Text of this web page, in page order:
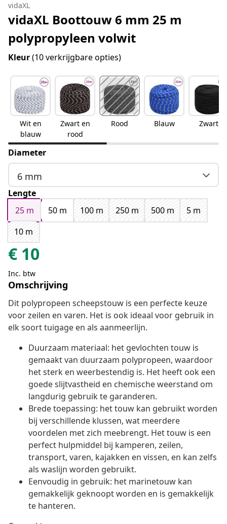
vidaXL
vidaXL Boottouw 6 mm 25 m
polypropyleen volwit
Kleur(10 verkrijgbare opties)
Wit en
blauw
Zwart en
rood
Rood Blauw Zwart
Diameter
6 mm
Lengte
25 m
50 m 100 m 250 m 500 m
5 m
10 m
€ 10
Inc. btw
Omschrijving
Dit polypropeen scheepstouw is een perfecte keuze
voor zeilen en varen. Het is ook ideaal voor gebruik in
elk soort tuigage en als aanmeerlijn.
Duurzaam materiaal: het gevlochten touw is
gemaakt van duurzaam polypropeen, waardoor
het sterk en weerbestendig is. Het heeft ook een
goede slijtvastheid en chemische weerstand om
langdurig gebruik te garanderen.
Brede toepassing: het touw kan gebruikt worden
bij verschillende klussen, wat meerdere
voordelen met zich meebrengt. Het touw is een
perfect hulpmiddel bij kamperen, zeilen,
transport, varen, kajakken en vissen, en kan zelfs
als waslijn worden gebruikt.
Eenvoudig in gebruik: het marinetouw kan
gemakkelijk geknoopt worden en is gemakkelijk
te hanteren.